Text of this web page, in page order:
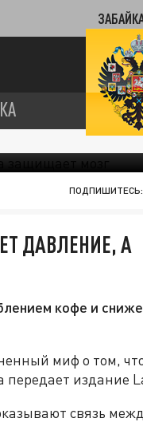
ПОДПИШИТЕСЬ:
ДАВЛЕНИЕ, А
кофе и
миф о том,
издание
связь